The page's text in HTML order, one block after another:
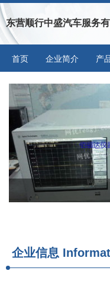
东营顺行中盛汽车服务
首页 企业简介 产
企业信息